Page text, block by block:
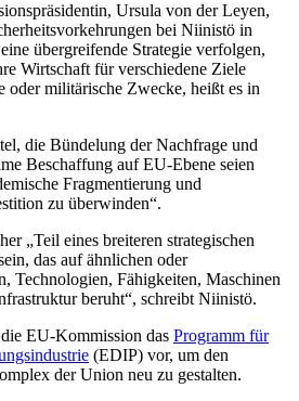
Ursula von der Leyen,
bei Niinistö in
übergreifende Strategie verfolgen,
Wirtschaft für verschiedene Ziele
oder militärische Zwecke, heißt es in
die Bündelung der Nachfrage und
Beschaffung auf EU-Ebene seien
Fragmentierung und
zu überwinden“.
„Teil eines breiteren strategischen
das auf ähnlichen oder
Technologien, Fähigkeiten, Maschinen
beruht“, schreibt Niinistö.
EU-Kommission das Programm für
(EDIP) vor, um den
der Union neu zu gestalten.